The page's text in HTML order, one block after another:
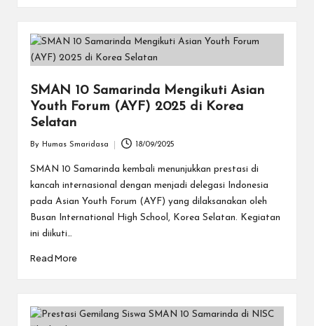
SMAN 10 Samarinda Mengikuti Asian
Youth Forum (AYF) 2025 di Korea
Selatan
by
By Humas Smaridasa 18/09/2025
SMAN 10 Samarinda kembali menunjukkan prestasi di
kancah internasional dengan menjadi delegasi Indonesia
pada Asian Youth Forum (AYF) yang dilaksanakan oleh
Busan International High School, Korea Selatan. Kegiatan
ini diikuti…
Read More